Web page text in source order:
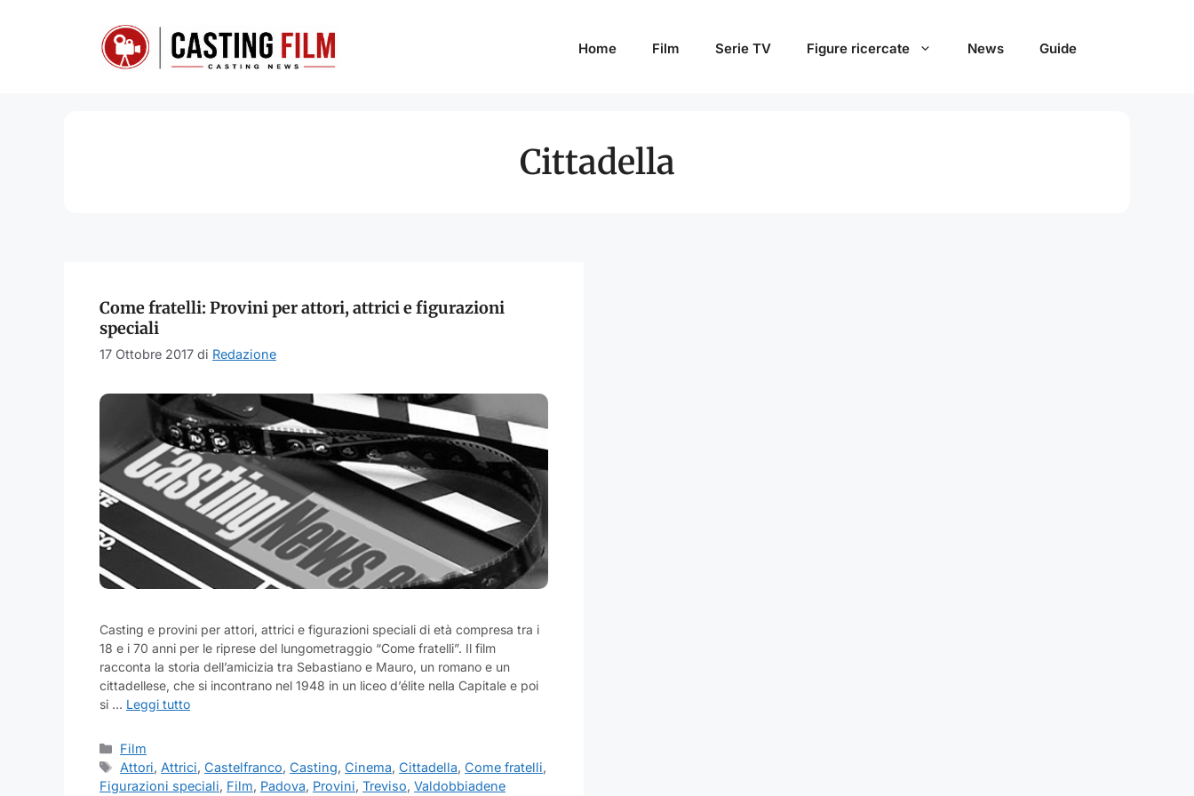
Home Film Serie TV Figure ricercate News Guide
Cittadella
Come fratelli: Provini per attori, attrici e figurazioni
speciali
17 Ottobre 2017 di Redazione
Casting e provini per attori, attrici e figurazioni speciali di età compresa tra i
18 e i 70 anni per le riprese del lungometraggio “Come fratelli”. Il film
racconta la storia dell’amicizia tra Sebastiano e Mauro, un romano e un
cittadellese, che si incontrano nel 1948 in un liceo d’élite nella Capitale e poi
si … Leggi tutto
Categorie
Film
Tag
Attori, Attrici,Castelfranco,Casting,Cinema,Cittadella,Come fratelli,
Figurazioni speciali, Film, Padova, Provini, Treviso, Valdobbiadene